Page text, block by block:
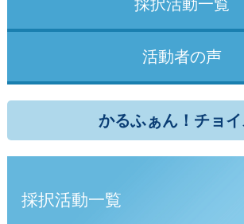
採択活動一覧
活動者の声
かるふぁん！チョイ
採択活動一覧